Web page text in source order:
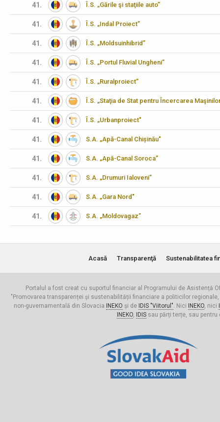
41. Î.S. „Gările şi staţiile auto”
41. Î.S. „Indal Proiect”
41. Î.S. „Moldsuinhibrid”
41. Î.S. „Portul Fluvial Ungheni”
41. Î.S. „Ruralproiect”
41. Î.S. „Staţia de Stat pentru Încercarea
41. Î.S. „Urbanproiect"
41. S.A. „Apă-Canal Chișinău"
41. S.A. „Apă-Canal Soroca”
41. S.A. „Drumuri Ialoveni”
41. S.A. „Gara Nord"
41. S.A. „Moldovagaz”
Acasă Transparenţă Sustenabilitatea
Portalul a fost creat cu suportul financiar al Programului de Asistență
"Promovarea transparenței și sustenabilității financiare a politicilor
non-guvernamentală din Slovacia
INEKO și de IDIS "Viitorul". Nici INEKO, nici
INEKO, IDISsau părți terțe, sau pentru